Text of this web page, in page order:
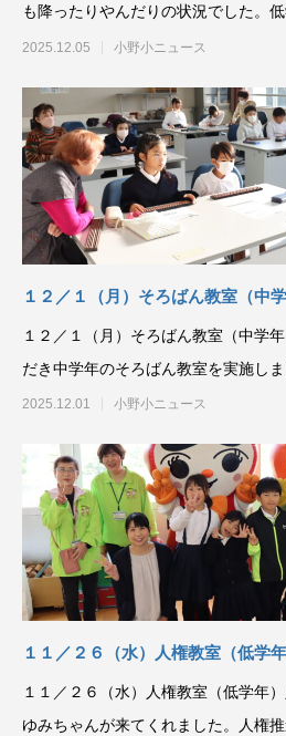
も降ったりやんだりの状況でした。
1300m、高学年16
2025.12.05 小野小ニュース
１２／１（月）そろばん教室（中学
１２／１（月）そろばん教室（中学
だき中学年のそろばん教室を実施し
会がだんだん少なくな
2025.12.01 小野小ニュース
１１／２６（水）人権教室（低学年
１１／２６（水）人権教室（低学年
ゆみちゃんが来てくれました。人権